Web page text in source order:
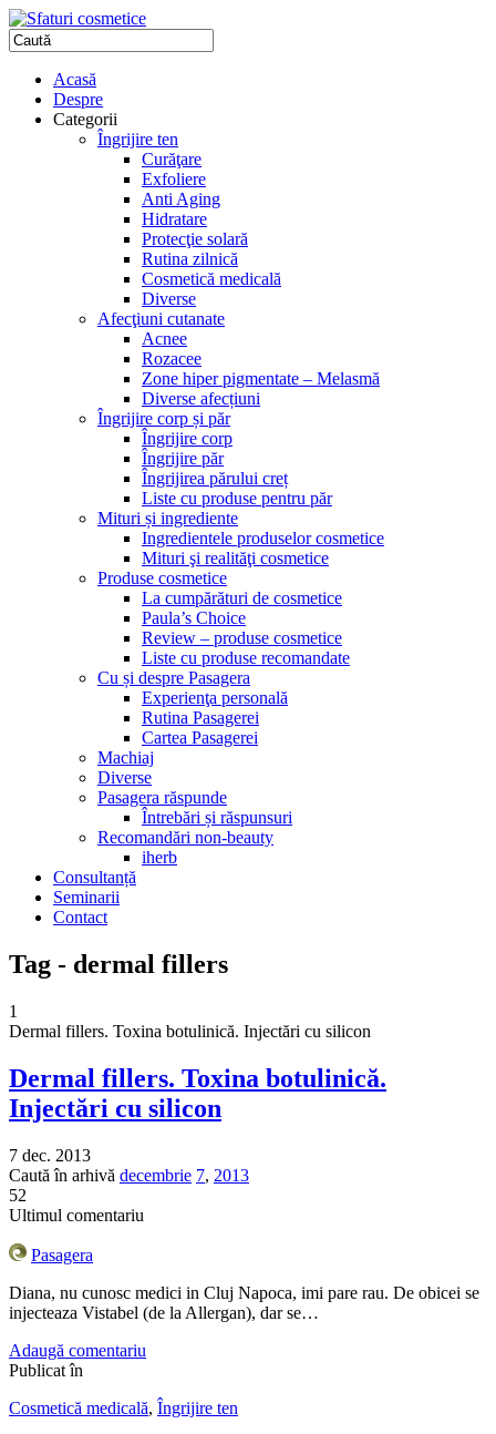
Acasă
Despre
Categorii
Îngrijire ten
Curăţare
Exfoliere
Anti Aging
Hidratare
Protecţie solară
Rutina zilnică
Cosmetică medicală
Diverse
Afecţiuni cutanate
Acnee
Rozacee
Zone hiper pigmentate – Melasmă
Diverse afecțiuni
Îngrijire corp și păr
Îngrijire corp
Îngrijire păr
Îngrijirea părului creț
Liste cu produse pentru păr
Mituri și ingrediente
Ingredientele produselor cosmetice
Mituri şi realităţi cosmetice
Produse cosmetice
La cumpărături de cosmetice
Paula’s Choice
Review – produse cosmetice
Liste cu produse recomandate
Cu și despre Pasagera
Experienţa personală
Rutina Pasagerei
Cartea Pasagerei
Machiaj
Diverse
Pasagera răspunde
Întrebări și răspunsuri
Recomandări non-beauty
iherb
Consultanță
Seminarii
Contact
Tag - dermal fillers
1
Dermal fillers. Toxina botulinică. Injectări cu silicon
Dermal fillers. Toxina botulinică.
Injectări cu silicon
7 dec. 2013
Caută în arhivă decembrie 7, 2013
52
Ultimul comentariu
Pasagera
Diana, nu cunosc medici in Cluj Napoca, imi pare rau. De obicei se
injecteaza Vistabel (de la Allergan), dar se…
Adaugă comentariu
Publicat în
Cosmetică medicală, Îngrijire ten